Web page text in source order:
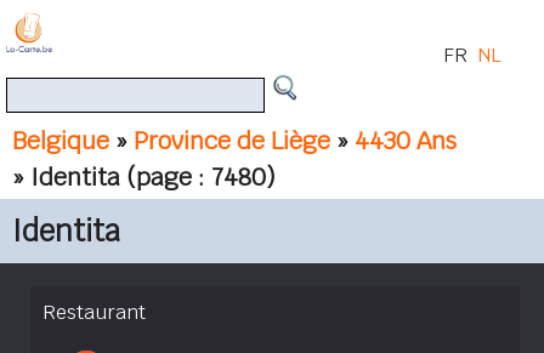
Belgique » Province de Liège » 4430 Ans
» Identita (page : 7480)
FR NL
Identita
Restaurant